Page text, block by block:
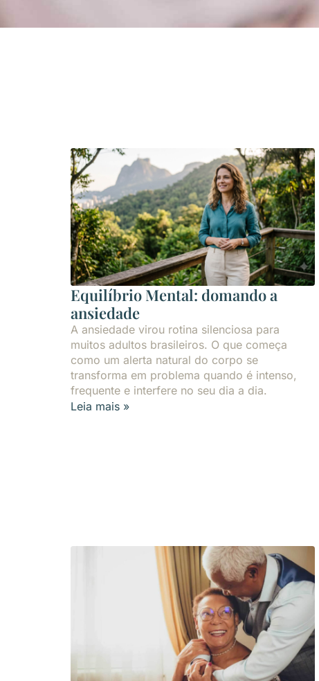
Equilíbrio Mental: domando a
ansiedade
A ansiedade virou rotina silenciosa para
muitos adultos brasileiros. O que começa
como um alerta natural do corpo se
transforma em problema quando é intenso,
frequente e interfere no seu dia a dia.
Leia mais »